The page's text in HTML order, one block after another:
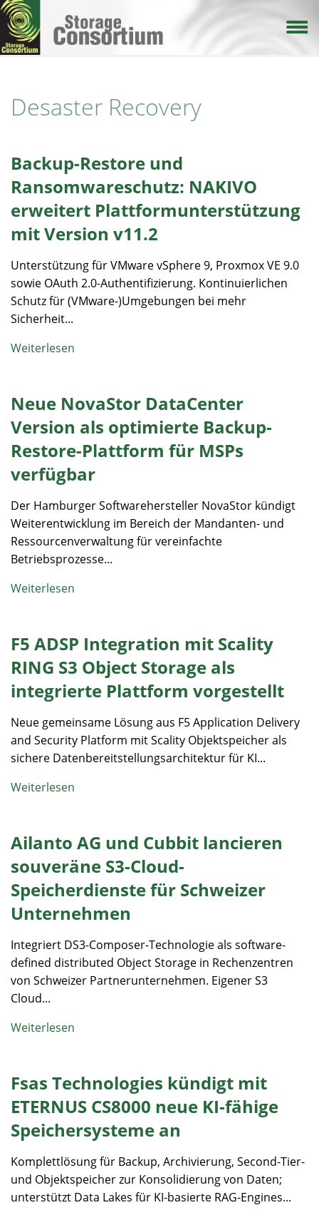
Direkt
zum
Inhalt
Desaster Recovery
Backup-Restore und
Ransomwareschutz: NAKIVO
erweitert Plattformunterstützung
mit Version v11.2
Unterstützung für VMware vSphere 9, Proxmox VE 9.0
sowie OAuth 2.0-Authentifizierung. Kontinuierlichen
Schutz für (VMware-)Umgebungen bei mehr
Sicherheit...
Weiterlesen
Neue NovaStor DataCenter
Version als optimierte Backup-
Restore-Plattform für MSPs
verfügbar
Der Hamburger Softwarehersteller NovaStor kündigt
Weiterentwicklung im Bereich der Mandanten- und
Ressourcenverwaltung für vereinfachte
Betriebsprozesse...
Weiterlesen
F5 ADSP Integration mit Scality
RING S3 Object Storage als
integrierte Plattform vorgestellt
Neue gemeinsame Lösung aus F5 Application Delivery
and Security Platform mit Scality Objektspeicher als
sichere Datenbereitstellungsarchitektur für KI...
Weiterlesen
Ailanto AG und Cubbit lancieren
souveräne S3-Cloud-
Speicherdienste für Schweizer
Unternehmen
Integriert DS3-Composer-Technologie als software-
defined distributed Object Storage in Rechenzentren
von Schweizer Partnerunternehmen. Eigener S3
Cloud...
Weiterlesen
Fsas Technologies kündigt mit
ETERNUS CS8000 neue KI-fähige
Speichersysteme an
Komplettlösung für Backup, Archivierung, Second-Tier-
und Objektspeicher zur Konsolidierung von Daten;
unterstützt Data Lakes für KI-basierte RAG-Engines...